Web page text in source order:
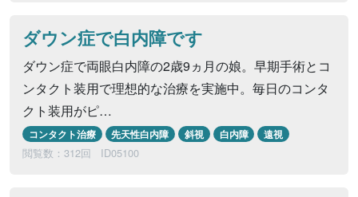
ダウン症で白内障です
ダウン症で両眼白内障の2歳9ヵ月の娘。早期手術とコ
ンタクト装用で理想的な治療を実施中。毎日のコンタ
クト装用がピ…
コンタクト治療 先天性白内障 斜視 白内障 遠視
閲覧数：312回 ID05100